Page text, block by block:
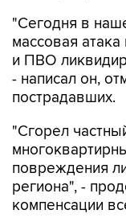
"Сегодня в
массовая
и ПВО
- написал он,
пострадавших.
"Сгорел
повреждения
региона", -
компенсации